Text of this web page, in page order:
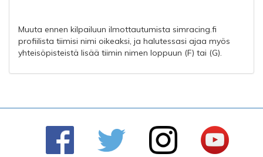
Muuta ennen kilpailuun ilmottautumista simracing.fi
profiilista tiimisi nimi oikeaksi, ja halutessasi ajaa myös
yhteisöpisteistä lisää tiimin nimen loppuun (F) tai (G).